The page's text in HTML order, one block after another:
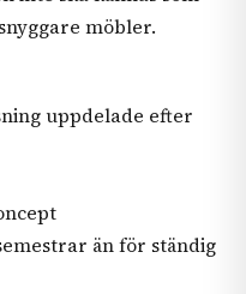
möbler.
uppdelade efter
än för ständig